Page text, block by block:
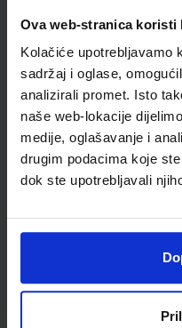
Ova web-stranica koristi
Kolačiće upotrebljavamo
sadržaj i oglase,
analizirali promet. Isto
naše web-lokacije
medije, oglašavanje i
drugim podacima koje
dok ste upotrebljavali
DOM
SKU:567003
ŠIFRA OMOTA:500744
Udžbenik
LIKOVNA MAPA 1 i 2;
Autor(i):/
SKU:991734